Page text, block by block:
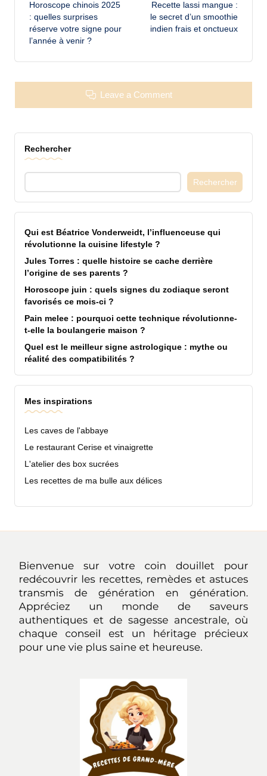
navigation
Horoscope chinois 2025
: quelles surprises
réserve votre signe pour
l’année à venir ?
Recette lassi mangue :
le secret d’un smoothie
indien frais et onctueux
Leave a Comment
Rechercher
Rechercher
Qui est Béatrice Vonderweidt, l’influenceuse qui
révolutionne la cuisine lifestyle ?
Jules Torres : quelle histoire se cache derrière
l’origine de ses parents ?
Horoscope juin : quels signes du zodiaque seront
favorisés ce mois-ci ?
Pain melee : pourquoi cette technique révolutionne-
t-elle la boulangerie maison ?
Quel est le meilleur signe astrologique : mythe ou
réalité des compatibilités ?
Mes inspirations
Les caves de l'abbaye
Le restaurant Cerise et vinaigrette
L'atelier des box sucrées
Les recettes de ma bulle aux délices